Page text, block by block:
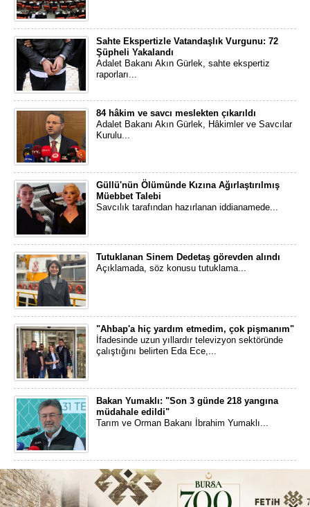
Sahte Ekspertizle Vatandaşlık Vurgunu: 72
Şüpheli Yakalandı
Adalet Bakanı Akın Gürlek, sahte ekspertiz
raporları...
84 hâkim ve savcı meslekten çıkarıldı
Adalet Bakanı Akın Gürlek, Hâkimler ve Savcılar
Kurulu...
Güllü'nün Ölümünde Kızına Ağırlaştırılmış
Müebbet Talebi
Savcılık tarafından hazırlanan iddianamede...
Tutuklanan Sinem Dedetaş görevden alındı
Açıklamada, söz konusu tutuklama...
"Ahbap'a hiç yardım etmedim, çok pişmanım"
İfadesinde uzun yıllardır televizyon sektöründe
çalıştığını belirten Eda Ece,...
Bakan Yumaklı: "Son 3 günde 218 yangına
müdahale edildi"
Tarım ve Orman Bakanı İbrahim Yumaklı...